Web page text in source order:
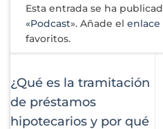
Esta entrada se ha
«Podcast». Añade el
favoritos.
¿Qué es la tramitación
de préstamos
hipotecarios y por qué